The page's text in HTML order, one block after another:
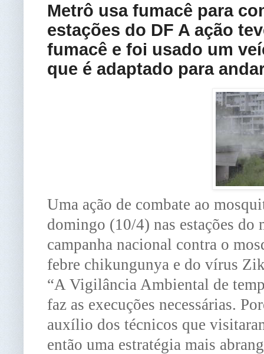
Metrô usa fumacê para
estações do DF A ação
fumacê e foi usado um
que é adaptado para
Uma ação de combate ao
domingo (10/4) nas estações
campanha nacional contra o
febre chikungunya e do vírus
“A Vigilância Ambiental de
faz as execuções necessárias.
auxílio dos técnicos que
então uma estratégia mais